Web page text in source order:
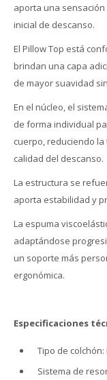
aporta una
inicial de descanso.
El Pillow Top está
brindan una capa
de mayor suavidad
En el núcleo, el
de forma individual
cuerpo, reduciendo
calidad del descanso.
La estructura se
aporta estabilidad y
La espuma
adaptándose
un soporte más
ergonómica.
Especificaciones
Tipo de
Sistema de